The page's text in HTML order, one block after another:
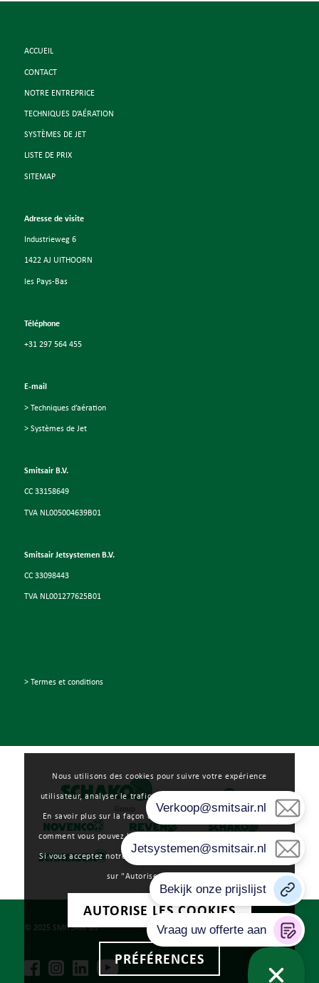
ACCUEIL
CONTACT
NOTRE ENTREPRICE
TECHNIQUES D’AÉRATION
SYSTÈMES DE JET
LISTE DE PRIX
SITEMAP
Adresse de visite
Industrieweg 6
1422 AJ UITHOORN
les Pays-Bas
Téléphone
+31 297 564 455
E-mail
> Techniques d’aération
> Systèmes de Jet
Smitsair B.V.
CC 33158649
TVA NL005004639B01
Smitsair Jetsystemen B.V.
CC 33098443
TVA NL001277625B01
> Termes et conditions
© 2025 SMITSAIR BV
Nous utilisons des cookies pour suivre votre expérience
utilisateur, analyser le trafic Web et à des fins de marketing.
En savoir plus sur la façon dont nous utilisons les cookies et
comment vous pouvez les gérer en cliquant sur "Préférences".
Si vous acceptez notre utilisation des cookies, veuillez cliquer
sur "Autoriser les cookies".
AUTORISE LES COOKIES
PRÉFÉRENCES